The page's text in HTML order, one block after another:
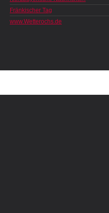
Fränkischer Tag
www.Wetterochs.de